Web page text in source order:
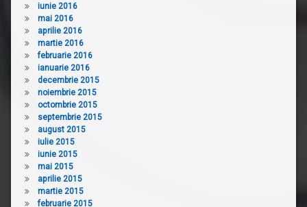
iunie 2016
mai 2016
aprilie 2016
martie 2016
februarie 2016
ianuarie 2016
decembrie 2015
noiembrie 2015
octombrie 2015
septembrie 2015
august 2015
iulie 2015
iunie 2015
mai 2015
aprilie 2015
martie 2015
februarie 2015